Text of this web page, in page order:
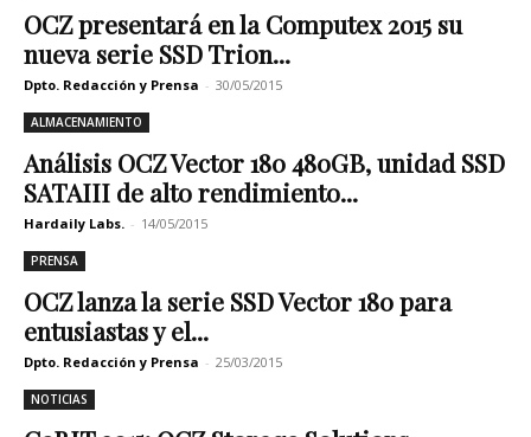
OCZ presentará en la Computex 2015 su
nueva serie SSD Trion...
Dpto. Redacción y Prensa - 30/05/2015
ALMACENAMIENTO
Análisis OCZ Vector 180 480GB, unidad SSD
SATAIII de alto rendimiento...
Hardaily Labs. - 14/05/2015
PRENSA
OCZ lanza la serie SSD Vector 180 para
entusiastas y el...
Dpto. Redacción y Prensa - 25/03/2015
NOTICIAS